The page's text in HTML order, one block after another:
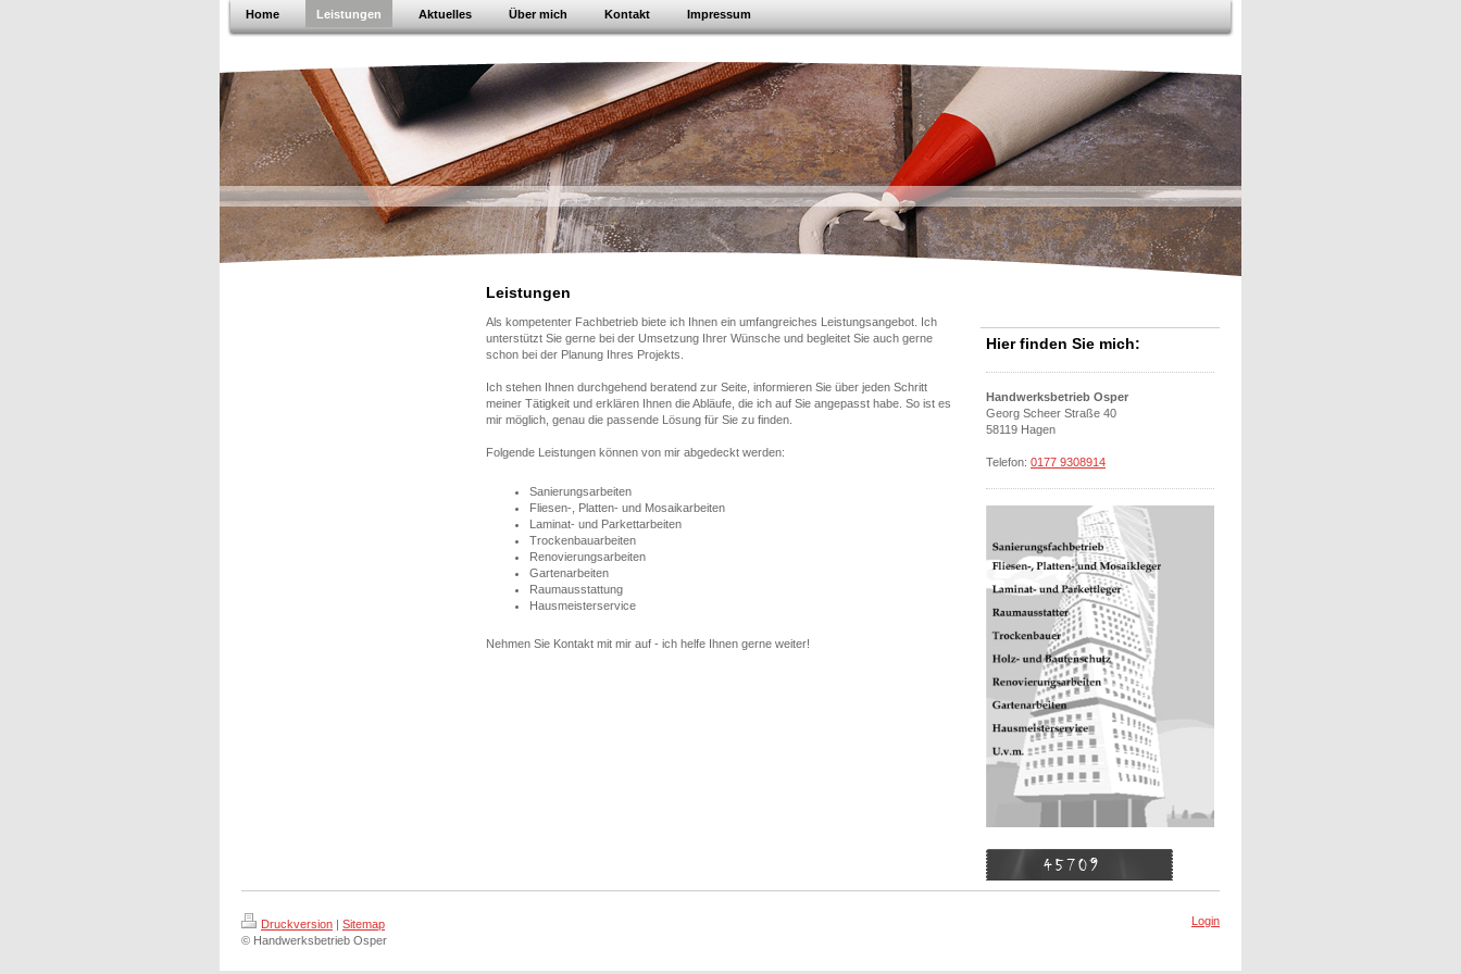
Home Leistungen Aktuelles Über mich Kontakt Impressum
Leistungen
Als kompetenter Fachbetrieb biete ich Ihnen ein umfangreiches Leistungsangebot. Ich
unterstützt Sie gerne bei der Umsetzung Ihrer Wünsche und begleitet Sie auch gerne
schon bei der Planung Ihres Projekts.
Ich stehen Ihnen durchgehend beratend zur Seite, informieren Sie über jeden Schritt
meiner Tätigkeit und erklären Ihnen die Abläufe, die ich auf Sie angepasst habe. So ist es
mir möglich, genau die passende Lösung für Sie zu finden.
Folgende Leistungen können von mir abgedeckt werden:
Sanierungsarbeiten
Fliesen-, Platten- und Mosaikarbeiten
Laminat- und Parkettarbeiten
Trockenbauarbeiten
Renovierungsarbeiten
Gartenarbeiten
Raumausstattung
Hausmeisterservice
Nehmen Sie Kontakt mit mir auf - ich helfe Ihnen gerne weiter!
Hier finden Sie mich:
Handwerksbetrieb Osper
Georg Scheer Straße 40
58119 Hagen
Telefon: 0177 9308914
Druckversion
Sitemap
© Handwerksbetrieb Osper
Login